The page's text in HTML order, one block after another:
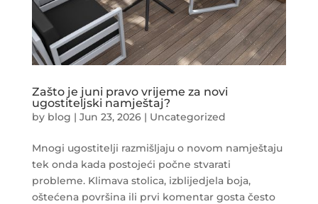
Zašto je juni pravo vrijeme za novi
ugostiteljski namještaj?
by blog | Jun 23, 2026| Uncategorized
Mnogi ugostitelji razmišljaju o novom namještaju
tek onda kada postojeći počne stvarati
probleme. Klimava stolica, izblijedjela boja,
oštećena površina ili prvi komentar gosta često